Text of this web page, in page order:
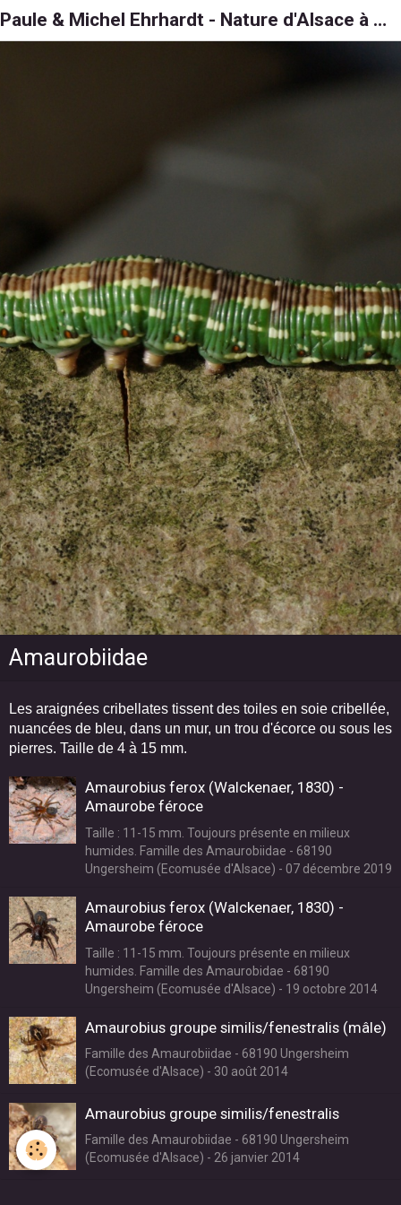
Paule & Michel Ehrhardt - Nature d'Alsace à 6, 8 et 1000 pattes
Amaurobiidae
Les araignées cribellates tissent des toiles en soie cribellée,
nuancées de bleu, dans un mur, un trou d'écorce ou sous les
pierres. Taille de 4 à 15 mm.
Amaurobius ferox (Walckenaer, 1830) -
Amaurobe féroce
Taille : 11-15 mm. Toujours présente en milieux
humides. Famille des Amaurobiidae - 68190
Ungersheim (Ecomusée d'Alsace) - 07 décembre 2019
Amaurobius ferox (Walckenaer, 1830) -
Amaurobe féroce
Taille : 11-15 mm. Toujours présente en milieux
humides. Famille des Amaurobidae - 68190
Ungersheim (Ecomusée d'Alsace) - 19 octobre 2014
Amaurobius groupe similis/fenestralis (mâle)
Famille des Amaurobiidae - 68190 Ungersheim
(Ecomusée d'Alsace) - 30 août 2014
Amaurobius groupe similis/fenestralis
Famille des Amaurobiidae - 68190 Ungersheim
(Ecomusée d'Alsace) - 26 janvier 2014